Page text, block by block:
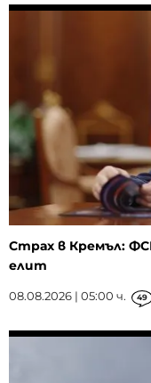
Страх в Кремъл:
елит
08.08.2026 | 05:00 ч. 49